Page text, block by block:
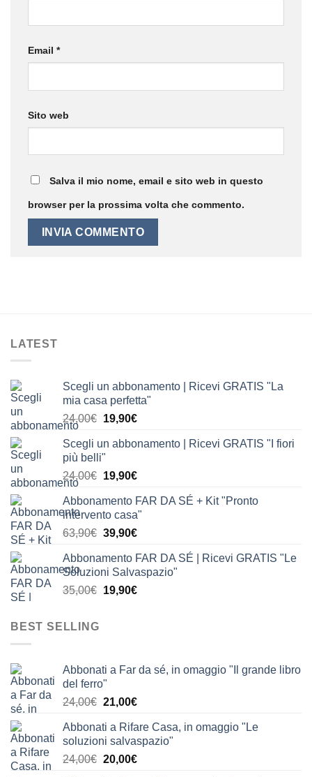
Email *
Sito web
Salva il mio nome, email e sito web in questo
browser per la prossima volta che commento.
LATEST
Scegli un abbonamento | Ricevi GRATIS "La
mia casa perfetta"
24,00€ Il
originale
24,00€.
19,90€Il
attuale
19,90€.
Scegli un abbonamento | Ricevi GRATIS "I fiori
più belli"
24,00€ Il
originale
era:
24,00€.
19,90€Il
attuale
è:
19,90€.
Abbonamento FAR DA SÉ + Kit "Pronto
intervento casa"
63,90€ Il
originale
era:
63,90€.
39,90€Il
attuale
è:
39,90€.
Abbonamento FAR DA SÉ | Ricevi GRATIS "Le
Soluzioni Salvaspazio"
35,00€ Il
19,90€Il
BEST SELLING
Abbonati a Far da sé, in omaggio "Il grande libro
del ferro"
24,00€ Il
originale
era:
24,00€.
21,00€Il
attuale
è:
21,00€.
Abbonati a Rifare Casa, in omaggio "Le
soluzioni salvaspazio"
24,00€ Il
20,00€Il